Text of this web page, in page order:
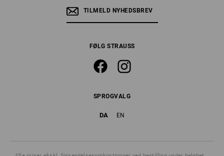
TILMELD NYHEDSBREV
FØLG STRAUSS
SPROGVALG
DA EN